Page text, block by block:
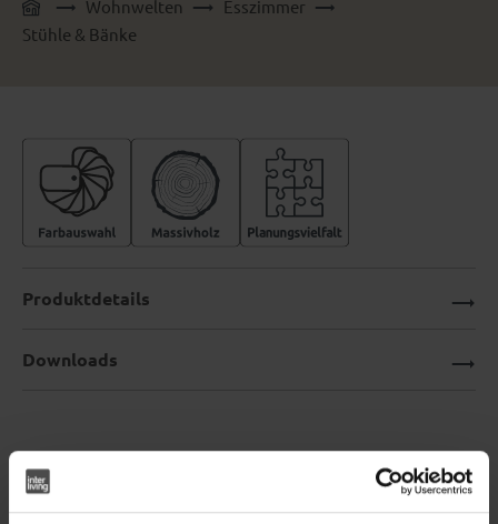
Wohnwelten
Esszimmer
Stühle & Bänke
Interliving Esszimmer Serie 5115
– Polsterstuhl mit Teddybezug
Produktdetails
Downloads